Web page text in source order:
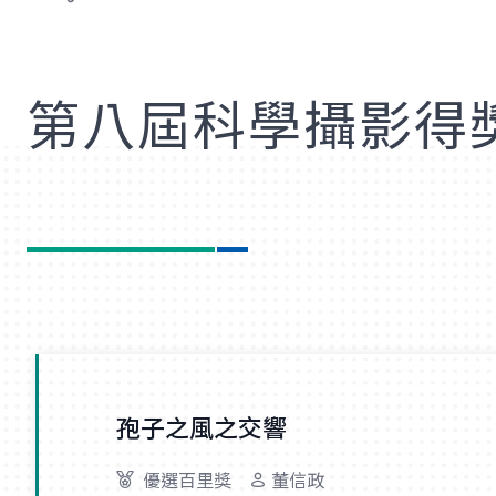
第八屆科學攝影得
孢子之風之交響
優選百里獎 董信政